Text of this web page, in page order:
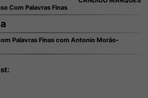
Com Palavras Finas
Palavras Finas com Antonio Morão-